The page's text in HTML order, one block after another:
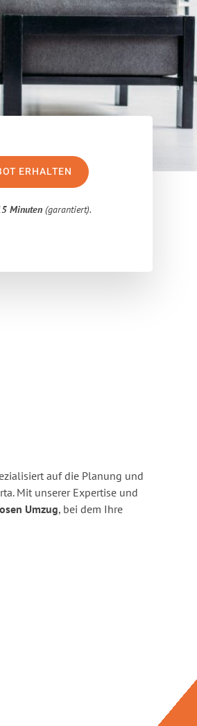
ERHALTEN
Minuten (garantiert).
auf die Planung und
Mit unserer Expertise und
Umzug, bei dem Ihre